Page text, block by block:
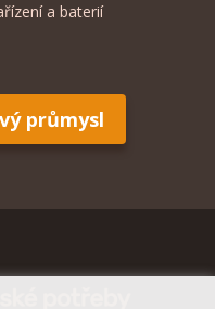
a baterií
průmysl